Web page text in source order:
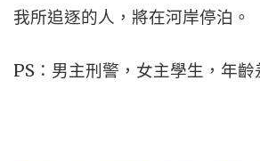
我所追逐的人，將在河岸停泊。
PS：男主刑警，女主學生，年齡